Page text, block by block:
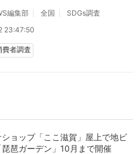
編集部 全国
SDGs調査
23:47:50
費者調査
ョップ「ここ滋賀」屋上で地ビ
琶ガーデン」10月まで開催